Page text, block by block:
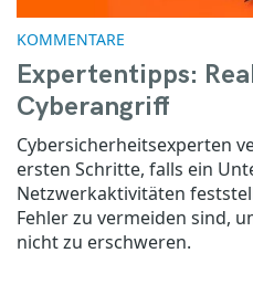
KOMMENTARE
Expertentipps:
Cyberangriff
Cybersicherheitsexperten
ersten Schritte, falls ein
Netzwerkaktivitäten
Fehler zu vermeiden sind,
nicht zu erschweren.